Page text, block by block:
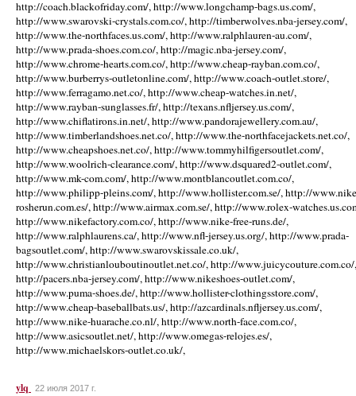
http://coach.blackofriday.com/, http://www.longchamp-bags.us.com/,
http://www.swarovski-crystals.com.co/, http://timberwolves.nba-jersey.com/,
http://www.the-northfaces.us.com/, http://www.ralphlauren-au.com/,
http://www.prada-shoes.com.co/, http://magic.nba-jersey.com/,
http://www.chrome-hearts.com.co/, http://www.cheap-rayban.com.co/,
http://www.burberrys-outletonline.com/, http://www.coach-outlet.store/,
http://www.ferragamo.net.co/, http://www.cheap-watches.in.net/,
http://www.rayban-sunglasses.fr/, http://texans.nfljersey.us.com/,
http://www.chiflatirons.in.net/, http://www.pandorajewellery.com.au/,
http://www.timberlandshoes.net.co/, http://www.the-northfacejackets.net.co/,
http://www.cheapshoes.net.co/, http://www.tommyhilfigersoutlet.com/,
http://www.woolrich-clearance.com/, http://www.dsquared2-outlet.com/,
http://www.mk-com.com/, http://www.montblancoutlet.com.co/,
http://www.philipp-pleins.com/, http://www.hollister.com.se/, http://
rosherun.com.es/, http://www.airmax.com.se/, http://www.rolex-
http://www.nikefactory.com.co/, http://www.nike-free-runs.de/,
http://www.ralphlaurens.ca/, http://www.nfl-jersey.us.org/, http://www.prada-
bagsoutlet.com/, http://www.swarovskissale.co.uk/,
http://www.christianlouboutinoutlet.net.co/, http://www.juicycouture.com.co/,
http://pacers.nba-jersey.com/, http://www.nikeshoes-outlet.com/,
http://www.puma-shoes.de/, http://www.hollister-clothingsstore.com/,
http://www.cheap-baseballbats.us/, http://azcardinals.nfljersey.us.com/,
http://www.nike-huarache.co.nl/, http://www.north-face.com.co/,
http://www.asicsoutlet.net/, http://www.omegas-relojes.es/,
http://www.michaelskors-outlet.co.uk/,
ylq 22 июля 2017 г.